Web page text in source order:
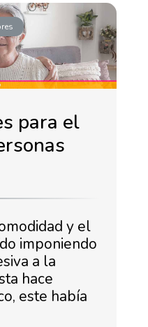
para el
y el
imponiendo
a la
hace
este había